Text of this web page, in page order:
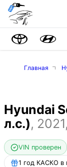
Главная
Hyundai
л.с.), 2021,
VIN проверен
1 год КАСКО в